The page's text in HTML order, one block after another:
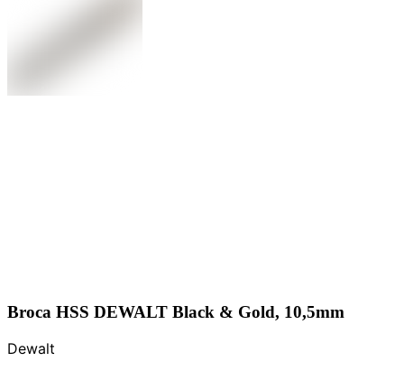
Broca HSS DEWALT Black & Gold, 10,5mm
Dewalt